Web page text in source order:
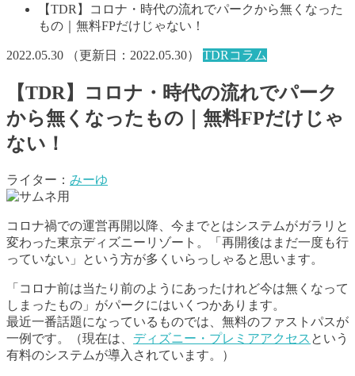
【TDR】コロナ・時代の流れでパークから無くなった
もの｜無料FPだけじゃない！
2022.05.30 （更新日： 2022.05.30） TDRコラム
【TDR】コロナ・時代の流れでパーク
から無くなったもの｜無料FPだけじゃ
ない！
ライター： みーゆ
コロナ禍での運営再開以降、今までとはシステムがガラリと
変わった東京ディズニーリゾート。「再開後はまだ一度も行
っていない」という方が多くいらっしゃると思います。
「コロナ前は当たり前のようにあったけれど今は無くなって
しまったもの」がパークにはいくつかあります。
最近一番話題になっているものでは、無料のファストパスが
一例です。（現在は、 ディズニー・プレミアアクセス という
有料のシステムが導入されています。）